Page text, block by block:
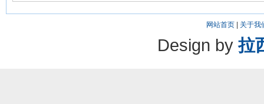
网站首页| 关于我
Design by拉